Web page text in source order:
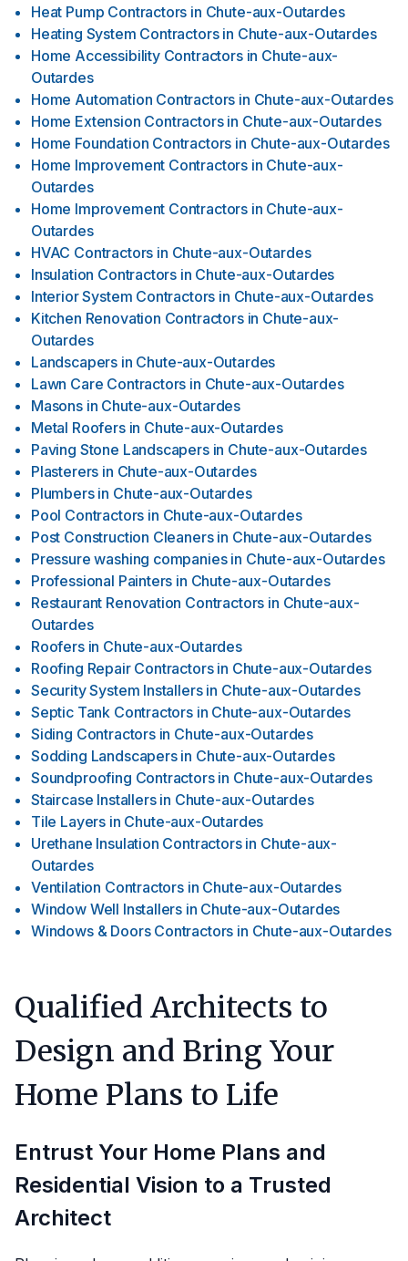
Heat Pump Contractors in Chute-aux-Outardes
Heating System Contractors in Chute-aux-Outardes
Home Accessibility Contractors in Chute-aux-
Outardes
Home Automation Contractors in Chute-aux-Outardes
Home Extension Contractors in Chute-aux-Outardes
Home Foundation Contractors in Chute-aux-Outardes
Home Improvement Contractors in Chute-aux-
Outardes
Home Improvement Contractors in Chute-aux-
Outardes
HVAC Contractors in Chute-aux-Outardes
Insulation Contractors in Chute-aux-Outardes
Interior System Contractors in Chute-aux-Outardes
Kitchen Renovation Contractors in Chute-aux-
Outardes
Landscapers in Chute-aux-Outardes
Lawn Care Contractors in Chute-aux-Outardes
Masons in Chute-aux-Outardes
Metal Roofers in Chute-aux-Outardes
Paving Stone Landscapers in Chute-aux-Outardes
Plasterers in Chute-aux-Outardes
Plumbers in Chute-aux-Outardes
Pool Contractors in Chute-aux-Outardes
Post Construction Cleaners in Chute-aux-Outardes
Pressure washing companies in Chute-aux-Outardes
Professional Painters in Chute-aux-Outardes
Restaurant Renovation Contractors in Chute-aux-
Outardes
Roofers in Chute-aux-Outardes
Roofing Repair Contractors in Chute-aux-Outardes
Security System Installers in Chute-aux-Outardes
Septic Tank Contractors in Chute-aux-Outardes
Siding Contractors in Chute-aux-Outardes
Sodding Landscapers in Chute-aux-Outardes
Soundproofing Contractors in Chute-aux-Outardes
Staircase Installers in Chute-aux-Outardes
Tile Layers in Chute-aux-Outardes
Urethane Insulation Contractors in Chute-aux-
Outardes
Ventilation Contractors in Chute-aux-Outardes
Window Well Installers in Chute-aux-Outardes
Windows & Doors Contractors in Chute-aux-Outardes
Qualified Architects to
Design and Bring Your
Home Plans to Life
Entrust Your Home Plans and
Residential Vision to a Trusted
Architect